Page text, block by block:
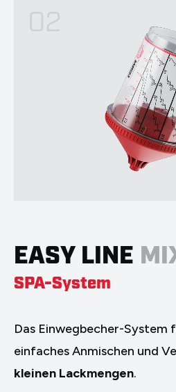
EASY LINE
SPA-System
Das Einwegbecher-System
einfaches Anmischen und
kleinen Lackmengen.